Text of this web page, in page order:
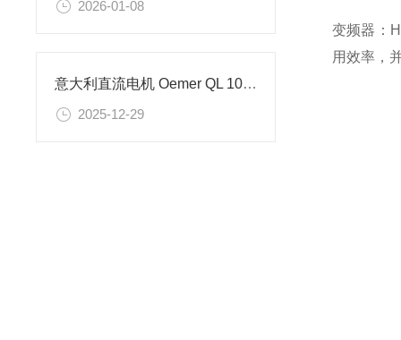
2026-01-08
意大利直流电机 Oemer QL 100 M 的参数详情
2025-12-29
变频器：
用效率，